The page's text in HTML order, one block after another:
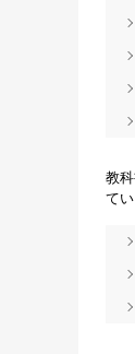
教
て